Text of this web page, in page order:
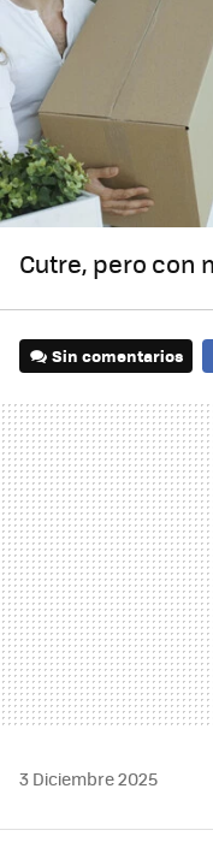
Cutre, pero con
Sin comentarios
3 Diciembre 2025